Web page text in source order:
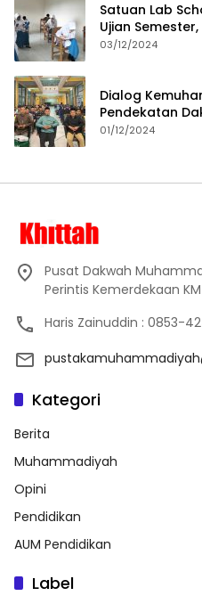
Satuan Lab
Ujian
Proses
03/12/2024
Dialog
Pendekatan
01/12/2024
Pusat Dakwah
Perintis Kemerdekaan
Haris Zainuddin : 0853-
Kategori
Berita
Muhammadiyah
Opini
Pendidikan
AUM Pendidikan
Label